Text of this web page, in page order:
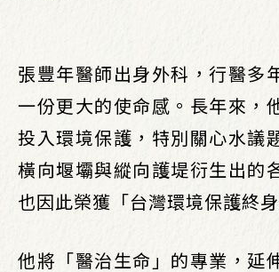
張豐年醫師出身外科，行醫多
一份更大的使命感。長年來，
投入環境保護，特別關心水議
橫向堰壩與縱向護堤衍生出的
也因此榮獲「台灣環境保護終
他將「醫治生命」的專業，延